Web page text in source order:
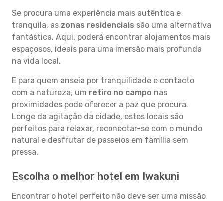
Se procura uma experiência mais autêntica e
tranquila, as zonas residenciais são uma alternativa
fantástica. Aqui, poderá encontrar alojamentos mais
espaçosos, ideais para uma imersão mais profunda
na vida local.
E para quem anseia por tranquilidade e contacto
com a natureza, um retiro no campo nas
proximidades pode oferecer a paz que procura.
Longe da agitação da cidade, estes locais são
perfeitos para relaxar, reconectar-se com o mundo
natural e desfrutar de passeios em família sem
pressa.
Escolha o melhor hotel em Iwakuni
Encontrar o hotel perfeito não deve ser uma missão